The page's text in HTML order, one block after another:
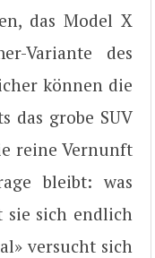
das Model X
Variante des
können die
das grobe SUV
reine Vernunft
bleibt: was
sie sich endlich
versucht sich